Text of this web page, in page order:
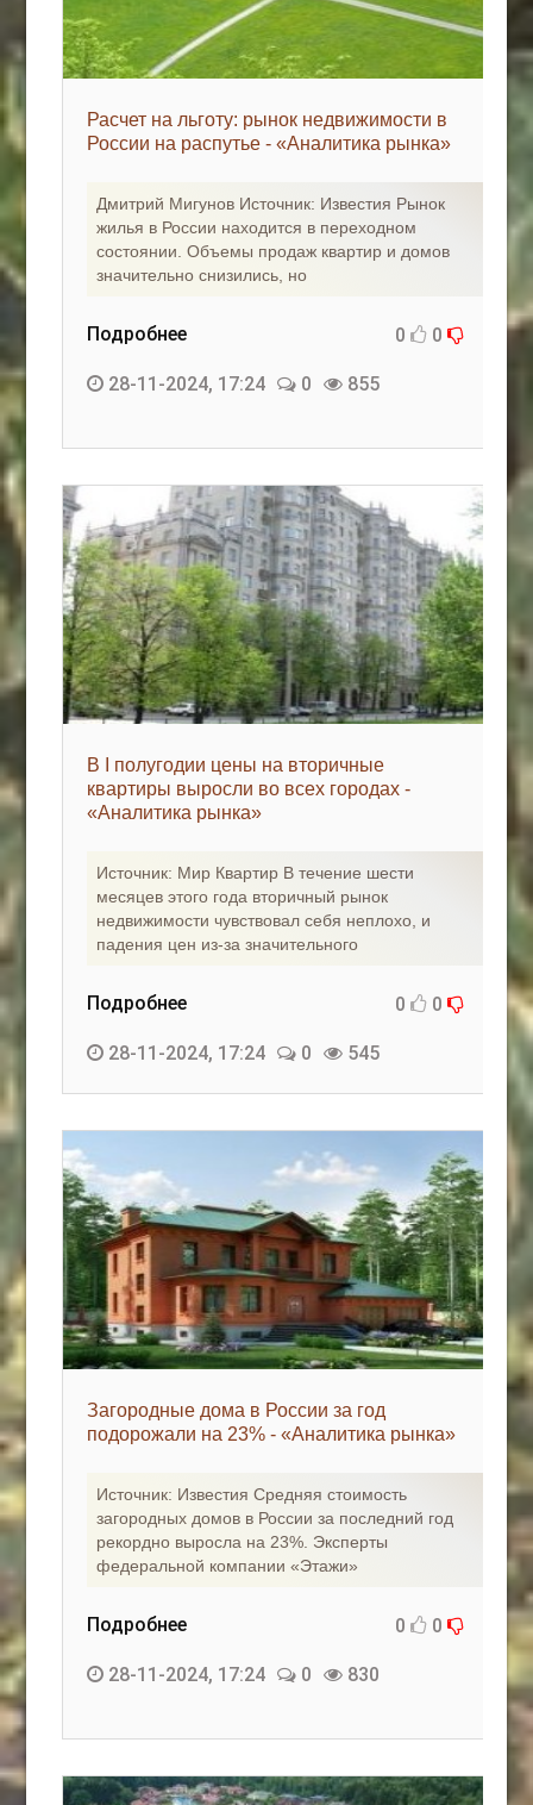
Расчет на льготу: рынок недвижимости в
России на распутье - «Аналитика рынка»
Дмитрий Мигунов Источник: Известия Рынок
жилья в России находится в переходном
состоянии. Объемы продаж квартир и домов
значительно снизились, но
Подробнее 0 0
28-11-2024, 17:24 0 855
В I полугодии цены на вторичные
квартиры выросли во всех городах -
«Аналитика рынка»
Источник: Мир Квартир В течение шести
месяцев этого года вторичный рынок
недвижимости чувствовал себя неплохо, и
падения цен из-за значительного
Подробнее 0 0
28-11-2024, 17:24 0 545
Загородные дома в России за год
подорожали на 23% - «Аналитика рынка»
Источник: Известия Средняя стоимость
загородных домов в России за последний год
рекордно выросла на 23%. Эксперты
федеральной компании «Этажи»
Подробнее 0 0
28-11-2024, 17:24 0 830